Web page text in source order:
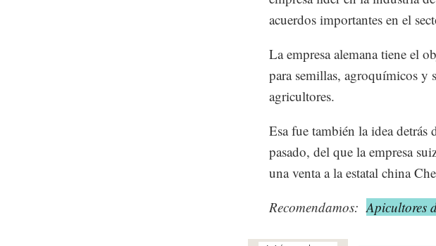
acuerdos importantes en el
La empresa alemana tiene el
para semillas, agroquímicos y
agricultores.
Esa fue también la idea
pasado, del que la empresa
una venta a la estatal china
Recomendamos: Apicultores